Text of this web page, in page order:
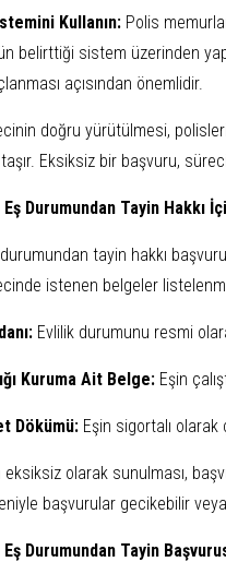
Kullanın: Polis
belirttiği sistem üzerinden
açısından önemlidir.
doğru yürütülmesi,
Eksiksiz bir başvuru,
Durumundan Tayin Hakkı
tayin hakkı
istenen belgeler
Evlilik durumunu resmi
Kuruma Ait Belge: Eşin
Dökümü: Eşin sigortalı olarak
olarak sunulması,
başvurular gecikebilir
Durumundan Tayin